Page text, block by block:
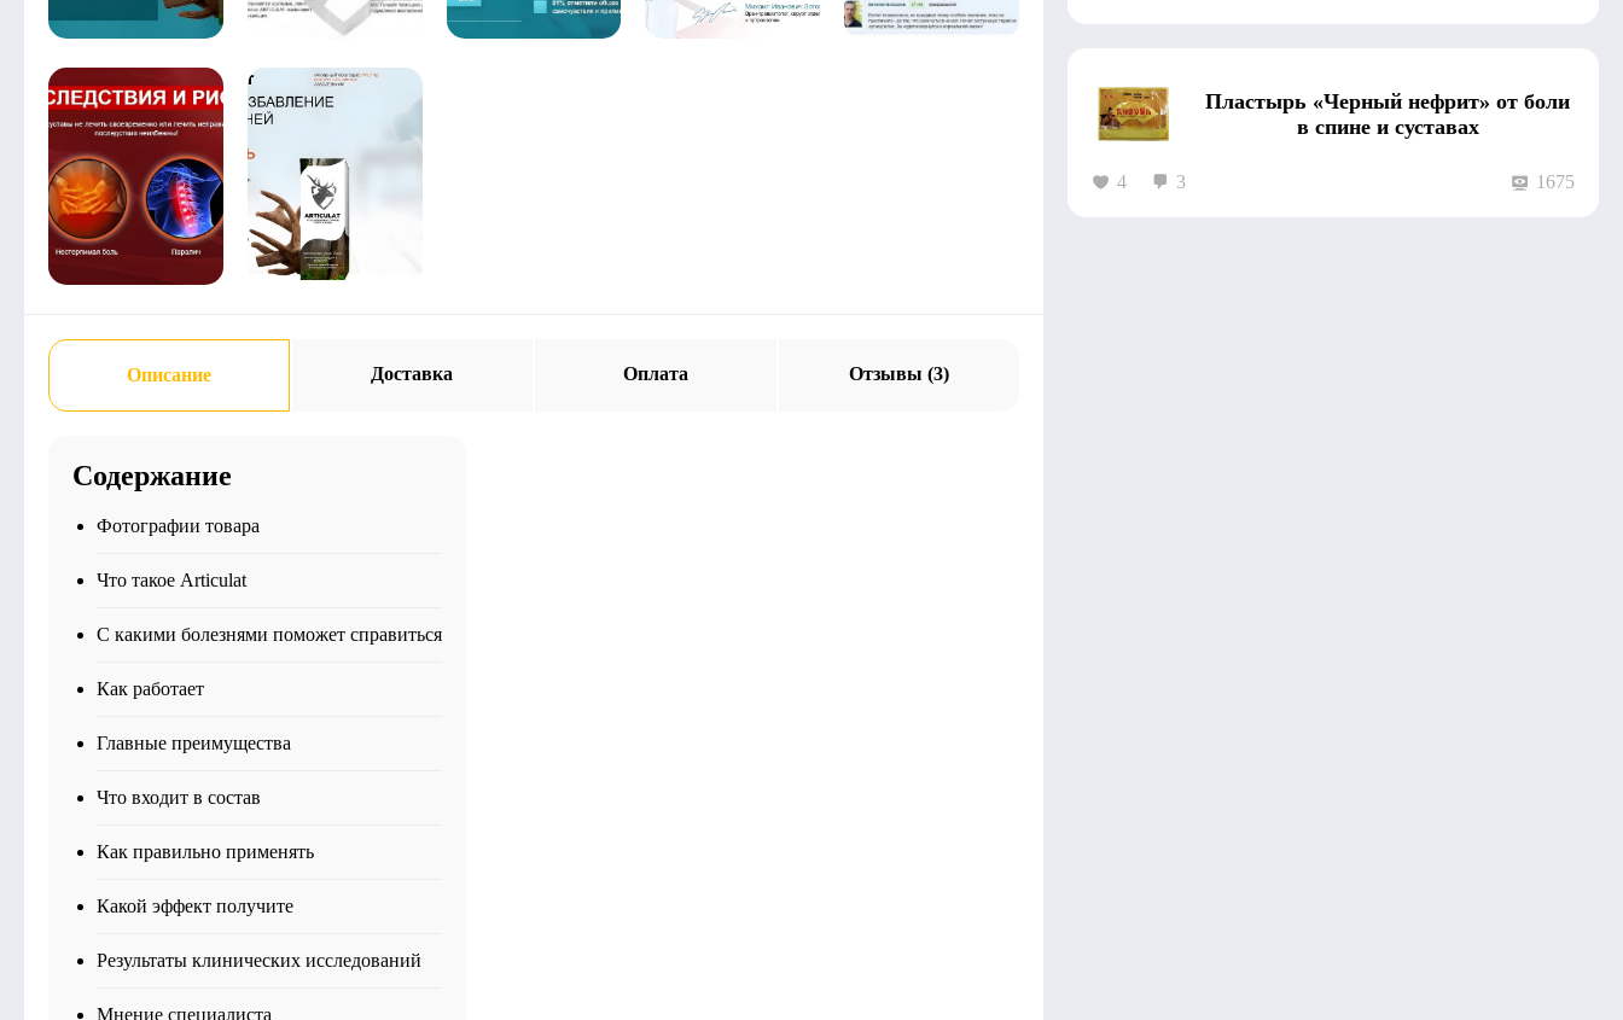
Пластырь «Черный нефрит» от боли
в спине и суставах
4 3 1675
Описание Доставка Оплата Отзывы (3)
Содержание
Фотографии товара
Что такое Articulat
С какими болезнями поможет справиться
Как работает
Главные преимущества
Что входит в состав
Как правильно применять
Какой эффект получите
Результаты клинических исследований
Мнение специалиста